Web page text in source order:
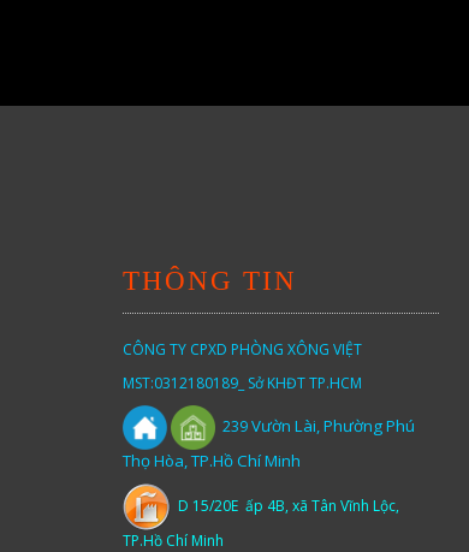
THÔNG TIN
CÔNG TY CPXD PHÒNG XÔNG VIỆT
MST:0312180189_ Sở KHĐT TP.HCM
239Vườn Lài,Phường Phú
Thọ Hòa, TP.Hồ Chí Minh
D 15/20E ấp 4B, xã Tân Vĩnh Lộc,
TP.Hồ Chí Minh